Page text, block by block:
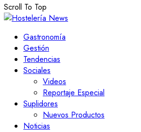
Scroll To Top
Gastronomía
Gestión
Tendencias
Sociales
Videos
Reportaje Especial
Suplidores
Nuevos Productos
Noticias